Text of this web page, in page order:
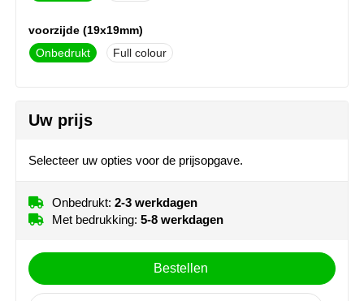
Orrefors
Peekay
Philips
Retulp
Skross
voorzijde (19x19mm)
Onbedrukt
Full colour
Uw prijs
Selecteer uw opties voor de prijsopgave.
Onbedrukt: 2-3 werkdagen
Met bedrukking: 5-8 werkdagen
Bestellen